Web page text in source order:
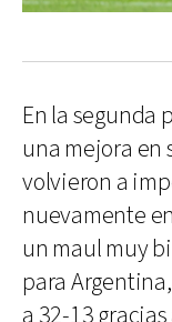
En la segunda
una mejora en
volvieron a
nuevamente
un maul muy
para
a 32-13